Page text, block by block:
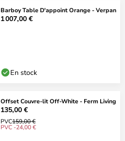
Barboy Table D'appoint Orange - Verpan
1 007,00 €
En stock
Offset Couvre-lit Off-White - Ferm Living
135,00 €
PVC159,00 €
PVC -24,00 €